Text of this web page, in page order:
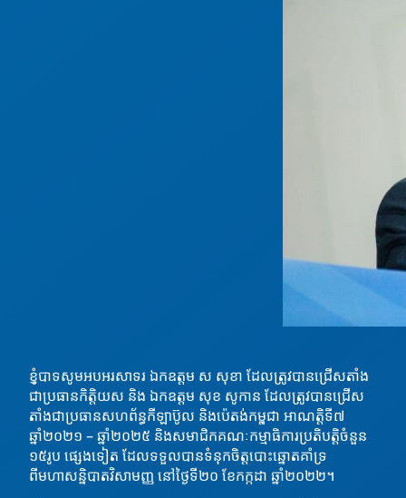
ខ្ញុំបាទសូមអបអរសាទរ ឯកឧត្តម ស សុខា ដែលត្រូវបានជ្រើសតាំង
ជាប្រធានកិត្តិយស និង ឯកឧត្តម សុខ សូកាន ដែលត្រូវបានជ្រើស
តាំងជាប្រធានសហព័ន្ធកីឡាប៊ូល និងប៉េតង់កម្ពុជា អាណត្តិទី៧
ឆ្នាំ២០២១ – ឆ្នាំ២០២៥ និងសមាជិកគណៈកម្មាធិការប្រតិបត្តិចំនួន
១៥រូប ផ្សេងទៀត ដែលទទួលបានទំនុកចិត្តបោះឆ្នោតគាំទ្រ
ពីមហាសន្និបាតវិសាមញ្ញ នៅថ្ងៃទី២០ ខែកក្កដា ឆ្នាំ២០២២។